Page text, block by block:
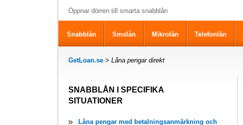
Öppnar dörren till smarta snabblån
Snabblån Smslån Mikrolån Telefonlån
GetLoan.se > Låna pengar direkt
SNABBLÅN I SPECIFIKA
SITUATIONER
Låna pengar med betalningsanmärkning och